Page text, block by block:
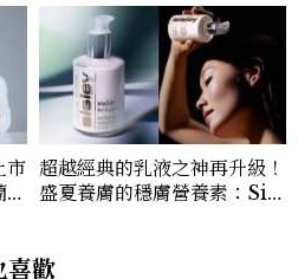
市
光
超越經典的乳液之神再升級！
盛夏養膚的穩膚營養素：Sisl
由內而外打造「好體質」
喜歡